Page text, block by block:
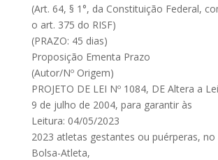
(Art. 64, § 1°, da Constituição Federal,
o art. 375 do RISF)
(PRAZO: 45 dias)
Proposição Ementa Prazo
(Autor/Nº Origem)
PROJETO DE LEI Nº 1084, DE Altera a
9 de julho de 2004, para garantir às
Leitura: 04/05/2023
2023 atletas gestantes ou puérperas,
Bolsa-Atleta,